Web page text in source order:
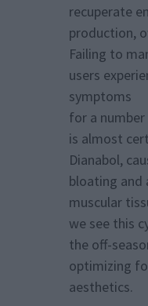
recuperate
production,
Failing to
users
symptoms
for a
is almost
Dianabol,
bloating and
muscular
we see this
the off-
optimizing
aesthetics.